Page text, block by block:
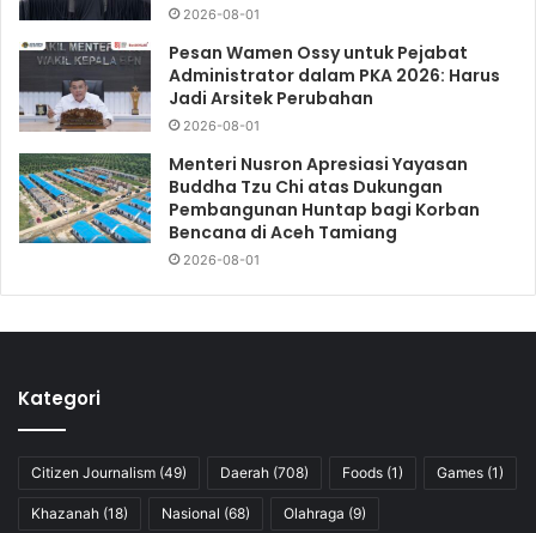
2026-08-01
Pesan Wamen Ossy untuk Pejabat
Administrator dalam PKA 2026: Harus
Jadi Arsitek Perubahan
2026-08-01
Menteri Nusron Apresiasi Yayasan
Buddha Tzu Chi atas Dukungan
Pembangunan Huntap bagi Korban
Bencana di Aceh Tamiang
2026-08-01
Kategori
Citizen Journalism (49) Daerah (708) Foods (1) Games (1)
Khazanah (18) Nasional (68) Olahraga (9)